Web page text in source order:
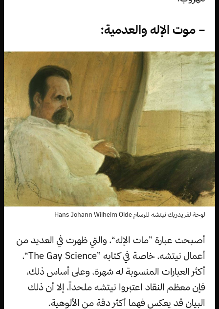
– موت الإله والعدمية:
لوحة لفريدريك نيتشه للرسام Hans Johann Wilhelm Olde
أصبحت عبارة ”مات الإله“، والتي ظهرت في العديد من
أعمال نيتشه، خاصة في كتابه ”The Gay Science“،
أكثر العبارات المنسوبة له شهرة، وعلى أساس ذلك،
فإن معظم النقاد اعتبروا نيتشه ملحداً، إلا أن ذلك
البيان قد يعكس فهما أكثر دقة من الألوهية.